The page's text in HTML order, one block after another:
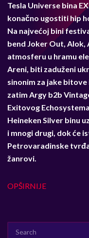
Tesla Universe bina
konačno ugostiti hip
Na najvećoj bini
bend Joker Out, Alok,
atmosferu u hramu
Areni, biti zaduženi
sinonim za jake
zatim Argy b2b
Exitovog
Heineken Silver binu
i mnogi drugi, dok će
Petrovaradinske
žanrovi.
OPŠIRNIJE
FOR: